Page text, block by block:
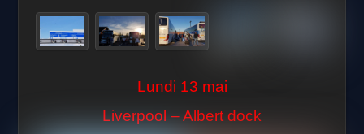
Lundi 13 mai
Liverpool – Albert dock